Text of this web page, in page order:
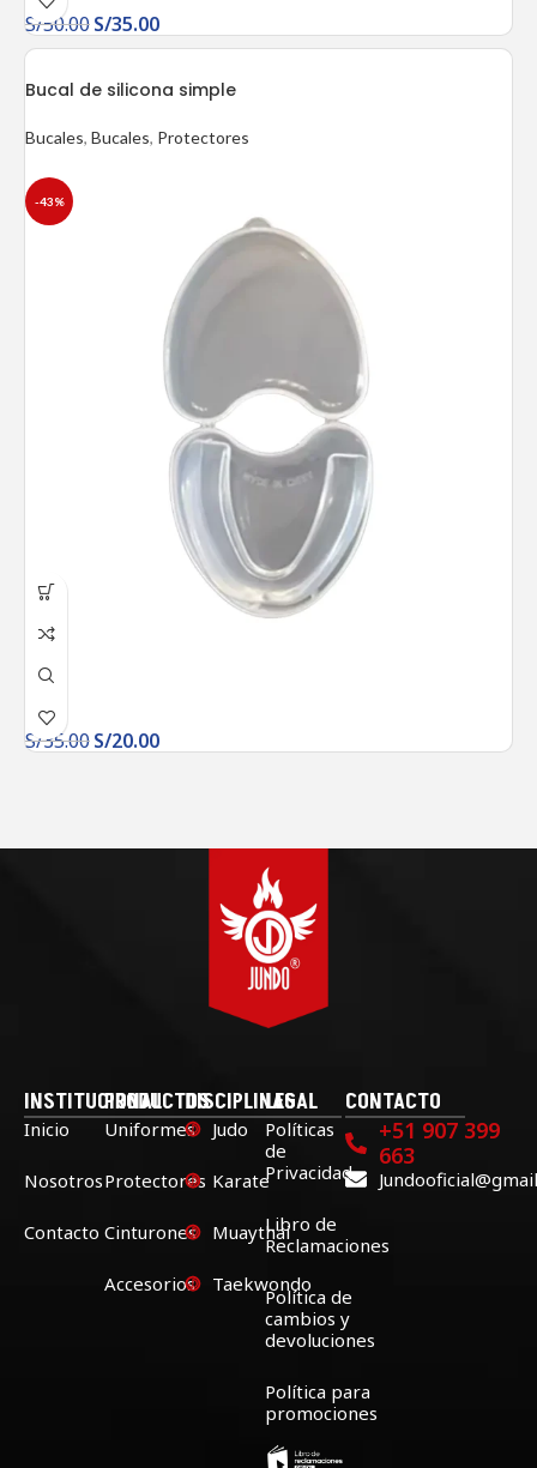
S/50.00S/35.00
-43%
Bucal de silicona simple
Bucales, Bucales, Protectores
S/35.00S/20.00
INSTITUCIONAL
Inicio
Nosotros
Contacto
PRODUCTOS
Uniformes
Protectores
Cinturones
Accesorios
DISCIPLINAS
Judo
Karate
Muaythai
Taekwondo
LEGAL
Políticas
de
Privacidad
Libro de
Reclamaciones
Política de
cambios y
devoluciones
Política para
promociones
CONTACTO
+51 907 399
663